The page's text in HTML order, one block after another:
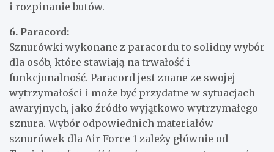
i rozpinanie butów.
6. Paracord:
Sznurówki wykonane z paracordu to solidny wybór
dla osób, które stawiają na trwałość i
funkcjonalność. Paracord jest znane ze swojej
wytrzymałości i może być przydatne w sytuacjach
awaryjnych, jako źródło wyjątkowo wytrzymałego
sznura. Wybór odpowiednich materiałów
sznurówek dla Air Force 1 zależy głównie od